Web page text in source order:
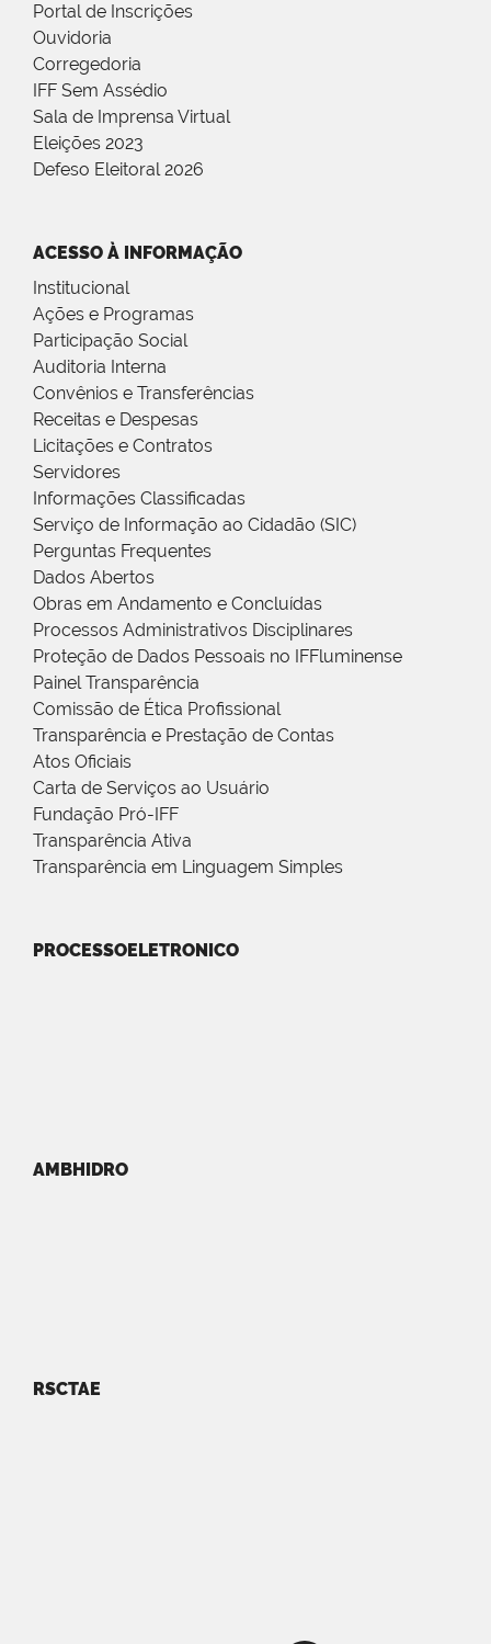
Portal de Inscrições
Ouvidoria
Corregedoria
IFF Sem Assédio
Sala de Imprensa Virtual
Eleições 2023
Defeso Eleitoral 2026
ACESSO À INFORMAÇÃO
Institucional
Ações e Programas
Participação Social
Auditoria Interna
Convênios e Transferências
Receitas e Despesas
Licitações e Contratos
Servidores
Informações Classificadas
Serviço de Informação ao Cidadão (SIC)
Perguntas Frequentes
Dados Abertos
Obras em Andamento e Concluídas
Processos Administrativos Disciplinares
Proteção de Dados Pessoais no IFFluminense
Painel Transparência
Comissão de Ética Profissional
Transparência e Prestação de Contas
Atos Oficiais
Carta de Serviços ao Usuário
Fundação Pró-IFF
Transparência Ativa
Transparência em Linguagem Simples
PROCESSOELETRONICO
AMBHIDRO
RSCTAE